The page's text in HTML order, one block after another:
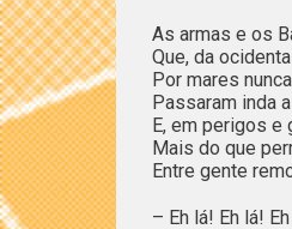
As armas e os
Que, da
Por mares
Passaram inda
E, em perigos e
Mais do que
Entre gente
– Eh lá! Eh lá!